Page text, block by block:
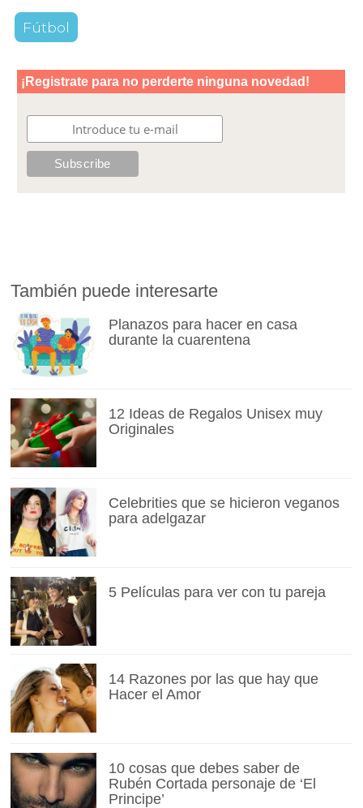
Fútbol
También puede interesarte
Planazos para hacer en casa
durante la cuarentena
12 Ideas de Regalos Unisex muy
Originales
Celebrities que se hicieron veganos
para adelgazar
5 Películas para ver con tu pareja
14 Razones por las que hay que
Hacer el Amor
10 cosas que debes saber de
Rubén Cortada personaje de ‘El
Principe’